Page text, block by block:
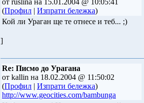
от ruslina на 15.01.2004 @ 10:05:41
(Профил | Изпрати бележка)
Кой ли Ураган ще те отнесе и теб... ;)
]
Re: Писмо до Урагана
от kallin на 18.02.2004 @ 11:50:02
(Профил | Изпрати бележка)
http://www.geocities.com/bambunga